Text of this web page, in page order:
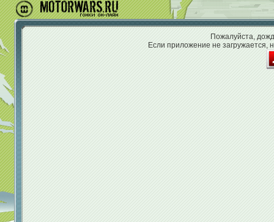
Пожалуйста,
Если приложение не загружается,